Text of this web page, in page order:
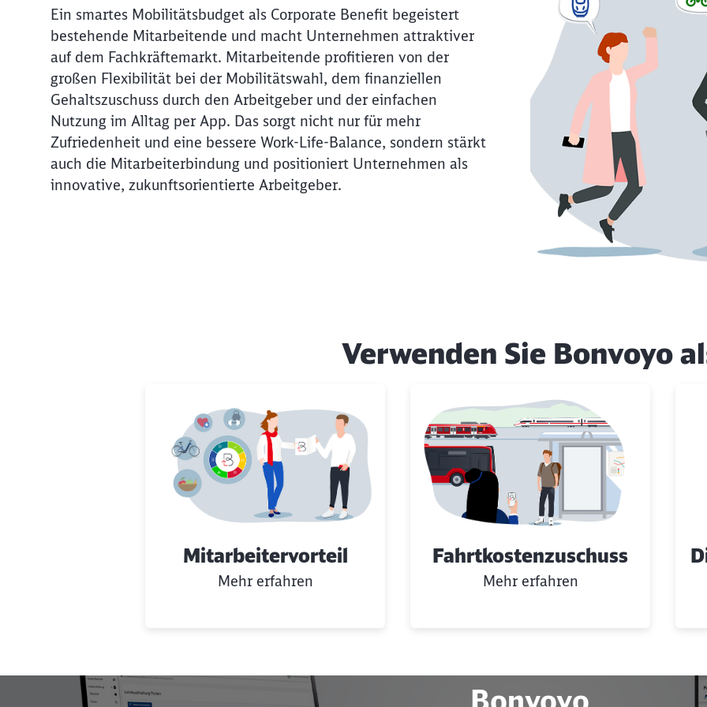
Ein smartes Mobilitätsbudget als Corporate Benefit begeistert
bestehende Mitarbeitende und macht Unternehmen attraktiver
auf dem Fachkräftemarkt. Mitarbeitende profitieren von der
großen Flexibilität bei der Mobilitätswahl, dem finanziellen
Gehaltszuschuss durch den Arbeitgeber und der einfachen
Nutzung im Alltag per App. Das sorgt nicht nur für mehr
Zufriedenheit und eine bessere Work-Life-Balance, sondern stärkt
auch die Mitarbeiterbindung und positioniert Unternehmen als
innovative, zukunftsorientierte Arbeitgeber.
Verwenden Sie Bonvoyo
Mitarbeitervorteil
Mehr erfahren
Fahrtkostenzuschuss
Mehr erfahren